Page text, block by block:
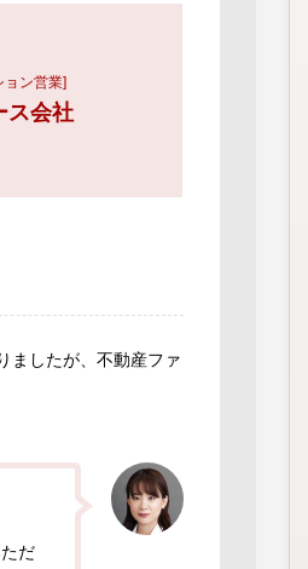
ョン営業]
ス会社
ましたが、不動産ファ
だ